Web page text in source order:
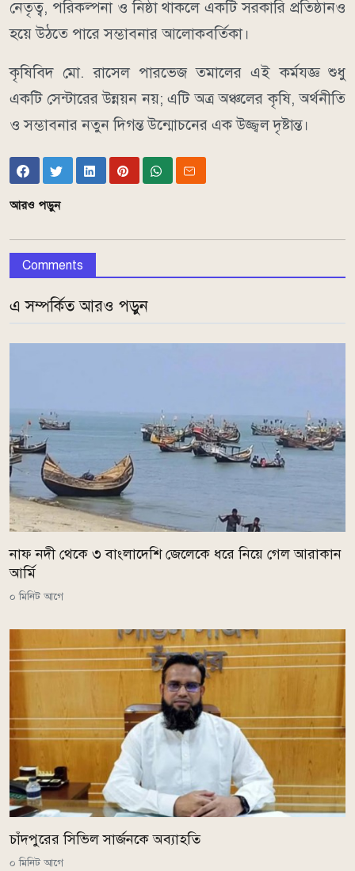
নেতৃত্ব, পরিকল্পনা ও নিষ্ঠা থাকলে একটি সরকারি প্রতিষ্ঠানও
হয়ে উঠতে পারে সম্ভাবনার আলোকবর্তিকা।
কৃষিবিদ মো. রাসেল পারভেজ তমালের এই কর্মযজ্ঞ শুধু
একটি সেন্টারের উন্নয়ন নয়; এটি অত্র অঞ্চলের কৃষি, অর্থনীতি
ও সম্ভাবনার নতুন দিগন্ত উন্মোচনের এক উজ্জ্বল দৃষ্টান্ত।
আরও পড়ুন
Comments
এ সম্পর্কিত আরও পড়ুন
নাফ নদী থেকে ৩ বাংলাদেশি জেলেকে ধরে নিয়ে গেল আরাকান
আর্মি
০ মিনিট আগে
চাঁদপুরের সিভিল সার্জনকে অব্যাহতি
০ মিনিট আগে